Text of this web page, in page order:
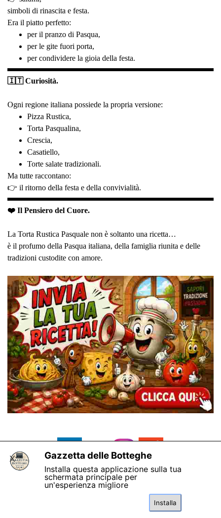
simboli di rinascita e festa.
Era il piatto perfetto:
per il pranzo di Pasqua,
per le gite fuori porta,
per condividere la gioia della festa.
🇮🇹 Curiosità.
Ogni regione italiana possiede la propria versione:
Pizza Rustica,
Torta Pasqualina,
Crescia,
Casatiello,
Torte salate tradizionali.
Ma tutte raccontano:
👉 il ritorno della festa e della convivialità.
❤️ Il Pensiero del Cuore.
La Torta Rustica Pasquale non è soltanto una ricetta…
è il profumo della Pasqua italiana, della famiglia riunita e delle
tradizioni custodite con amore.
Gazzetta delle Botteghe
Installa questa applicazione sulla tua
schermata principale per
un'esperienza migliore
Installa
X